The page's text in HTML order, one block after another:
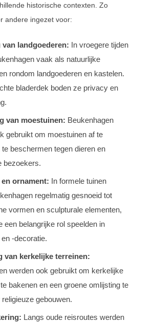
historische contexten. Zo
andere ingezet voor:
landgoederen: In vroegere tijden
vaak als natuurlijke
rondom landgoederen en kastelen.
bladerdek boden ze privacy en
van moestuinen: Beukenhagen
gebruikt om moestuinen af te
te beschermen tegen dieren en
bezoekers.
ornament: In formele tuinen
regelmatig gesnoeid tot
vormen en sculpturale elementen,
een belangrijke rol speelden in
-decoratie.
van kerkelijke terreinen:
werden ook gebruikt om kerkelijke
bakenen en een groene omlijsting te
gebouwen.
Langs oude reisroutes werden